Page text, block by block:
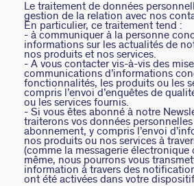
Le traitement de données
gestion de la relation avec nos
En particulier, ce traitement tend :
- à communiquer à la personne
informations sur les actualités de
nos produits et nos services.
- A vous contacter vis-à-vis des
communications d’informations
fonctionnalités, les produits ou les
compris l’envoi d’enquêtes de
ou les services fournis.
- Si vous êtes abonné à notre
traiterons vos données
abonnement, y compris l’envoi
nos produits ou nos services à
(comme la messagerie électronique
même, nous pourrons vous
information à travers des
ont été activées dans votre